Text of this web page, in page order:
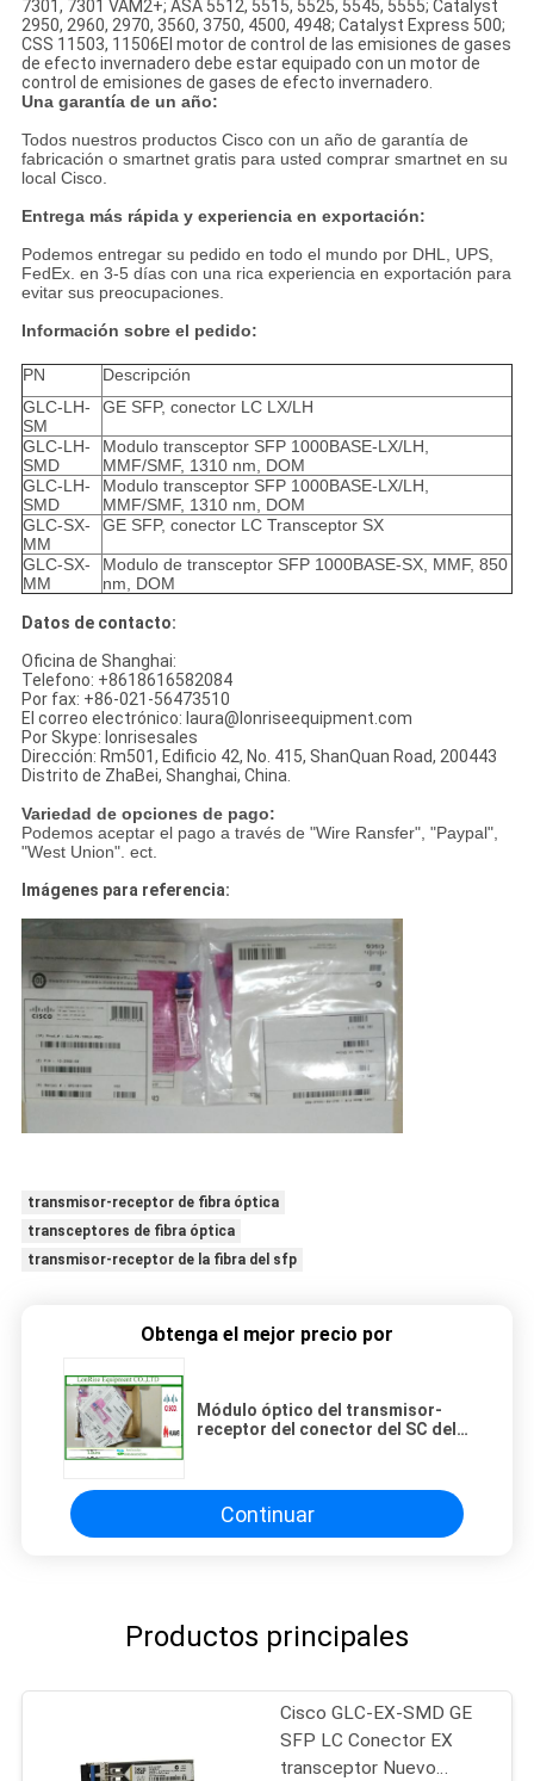
7301, 7301 VAM2+; ASA 5512, 5515, 5525, 5545, 5555; Catalyst
2950, 2960, 2970, 3560, 3750, 4500, 4948; Catalyst Express 500;
CSS 11503, 11506El motor de control de las emisiones de gases
de efecto invernadero debe estar equipado con un motor de
control de emisiones de gases de efecto invernadero.
Una garantía de un año:
Todos nuestros productos Cisco con un año de garantía de
fabricación o smartnet gratis para usted comprar smartnet en su
local Cisco.
Entrega más rápida y experiencia en exportación:
Podemos entregar su pedido en todo el mundo por DHL, UPS,
FedEx. en 3-5 días con una rica experiencia en exportación para
evitar sus preocupaciones.
Información sobre el pedido:
PN
Descripción
GLC-LH-
SM
GE SFP, conector LC LX/LH
GLC-LH-
SMD
Modulo transceptor SFP 1000BASE-LX/LH,
MMF/SMF, 1310 nm, DOM
GLC-LH-
SMD
Modulo transceptor SFP 1000BASE-LX/LH,
MMF/SMF, 1310 nm, DOM
GLC-SX-
MM
GE SFP, conector LC Transceptor SX
GLC-SX-
MM
Modulo de transceptor SFP 1000BASE-SX, MMF, 850
nm, DOM
Datos de contacto:
Oficina de Shanghai:
Telefono: +8618616582084
Por fax: +86-021-56473510
El correo electrónico: laura@lonriseequipment.com
Por Skype: lonrisesales
Dirección: Rm501, Edificio 42, No. 415, ShanQuan Road, 200443
Distrito de ZhaBei, Shanghai, China.
Variedad de opciones de pago:
Podemos aceptar el pago a través de "Wire Ransfer", "Paypal",
"West Union". ect.
Imágenes para referencia:
transmisor-receptor de fibra óptica
transceptores de fibra óptica
transmisor-receptor de la fibra del sfp
Obtenga el mejor precio por
Módulo óptico del transmisor-
receptor del conector del SC del
Continuar
Productos principales
Cisco GLC-EX-SMD GE
SFP LC Conector EX
transceptor Nuevo